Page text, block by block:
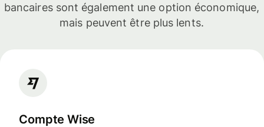
bancaires sont également une option économique,
mais peuvent être plus lents.
Compte Wise